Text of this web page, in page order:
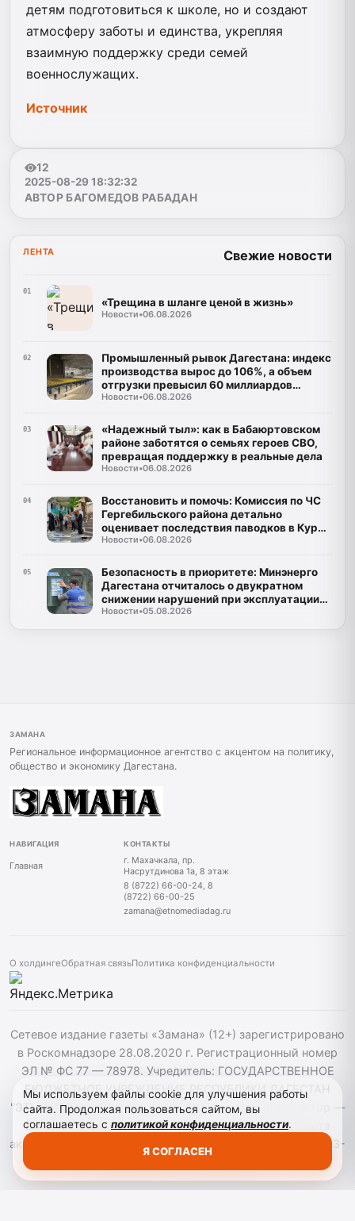
детям подготовиться к школе, но и создают
атмосферу заботы и единства, укрепляя
взаимную поддержку среди семей
военнослужащих.
Источник
12
2025-08-29 18:32:32
АВТОР БАГОМЕДОВ РАБАДАН
ЛЕНТА Свежие новости
01
«Трещина в шланге ценой в жизнь»
Новости•06.08.2026
02
Промышленный рывок Дагестана: индекс
производства вырос до 106%, а объем
отгрузки превысил 60 миллиардов
рублей
Новости•06.08.2026
03
«Надежный тыл»: как в Бабаюртовском
районе заботятся о семьях героев СВО,
превращая поддержку в реальные дела
Новости•06.08.2026
04
Восстановить и помочь: Комиссия по ЧС
Гергебильского района детально
оценивает последствия паводков в Курми
и Хвартикуни
Новости•06.08.2026
05
Безопасность в приоритете: Минэнерго
Дагестана отчиталось о двукратном
снижении нарушений при эксплуатации
газа
Новости•05.08.2026
ЗАМАНА
Региональное информационное агентство с акцентом на политику,
общество и экономику Дагестана.
НАВИГАЦИЯ
Главная
КОНТАКТЫ
г. Махачкала, пр.
Насрутдинова 1а, 8 этаж
8 (8722) 66-00-24, 8
(8722) 66-00-25
zamana@etnomediadag.ru
О холдингеОбратная связьПолитика конфиденциальности
Сетевое издание газеты «Замана» (12+) зарегистрировано
в Роскомнадзоре 28.08.2020 г. Регистрационный номер
ЭЛ № ФС 77 — 78978. Учредитель: ГОСУДАРСТВЕННОЕ
БЮДЖЕТНОЕ УЧРЕЖДЕНИЕ РЕСПУБЛИКИ ДАГЕСТАН
"ЭТНОМЕДИАХОЛДИНГ "ДАГЕСТАН". Главный редактор —
Багомедов Р.Р. При использовании материалов сайта
активная гиперссылка на zamana.info обязательна. ©️ 2013-
Мы используем файлы cookie для улучшения работы
сайта. Продолжая пользоваться сайтом, вы
соглашаетесь с политикой конфиденциальности.
Я СОГЛАСЕН